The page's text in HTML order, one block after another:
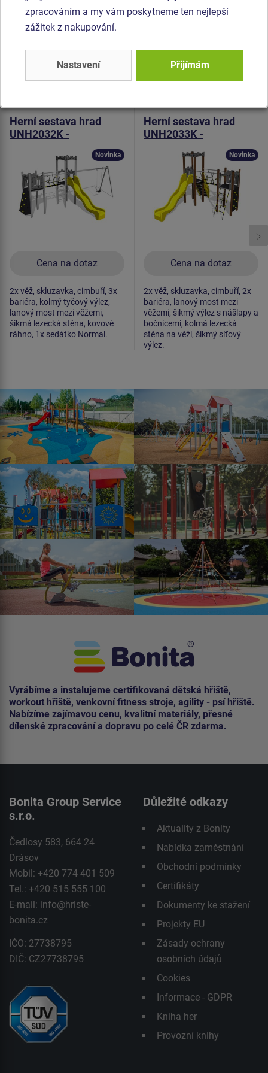
polyesteru, což zaručuje dlouhou životnost, stálobarevnost
i šetrný povrch pro kůži na rukou. Veškerý spojovací
materiál je pozinkovaný nebo nerezový.
Podobnézboží
Herní sestava hrad
UNH2032K -
Cena na dotaz
Novinka
2x věž, skluzavka, cimbuří, 3x
bariéra, kolmý tyčový výlez,
lanový most mezi věžemi,
šikmá lezecká stěna, kovové
ráhno, 1x sedátko Normal.
Herní sestava hrad
UNH2033K -
Cena na dotaz
Novinka
2x věž, skluzavka, cimbuří, 2x
bariéra, lanový most mezi
věžemi, šikmý výlez s nášlapy a
bočnicemi, kolmá lezecká
stěna na věži, šikmý síťový
výlez.
Vyrábíme a instalujeme certifikovaná dětská hřiště,
workout hřiště, venkovní fitness stroje, agility - psí hřiště.
Nabízíme zajímavou cenu, kvalitní materiály, přesné
dílenské zpracování a dopravu po celé ČR zdarma.
Bonita Group Service
s.r.o.
Čedlosy 583, 664 24
Drásov
Mobil: +420 774 401 509
Tel.: +420 515 555 100
E-mail: info@hriste-
bonita.cz
IČO: 27738795
DIČ: CZ27738795
Důležité odkazy
Aktuality z Bonity
Nabídka zaměstnání
Obchodní podmínky
Certifikáty
Dokumenty ke stažení
Projekty EU
Zásady ochrany
osobních údajů
Cookies
Informace - GDPR
Kniha her
Provozní knihy
zpracováním a my vám poskytneme ten nejlepší
zážitek z nakupování.
Nastavení Přijímám